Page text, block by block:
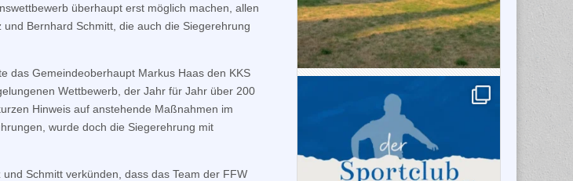
überhaupt erst möglich machen, allen
Bernhard Schmitt, die auch die Siegerehrung
das Gemeindeoberhaupt Markus Haas den KKS
Wettbewerb, der Jahr für Jahr über 200
Hinweis auf anstehende Maßnahmen im
wurde doch die Siegerehrung mit
Schmitt verkünden, dass das Team der FFW